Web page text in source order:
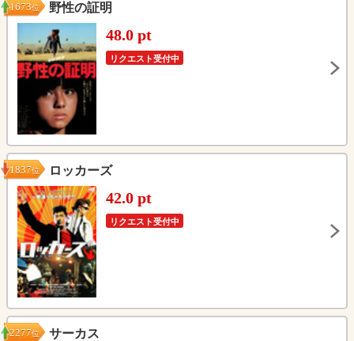
野性の証明
1673位
48.0 pt
リクエスト受付中
ロッカーズ
1837位
42.0 pt
リクエスト受付中
サーカス
2277位